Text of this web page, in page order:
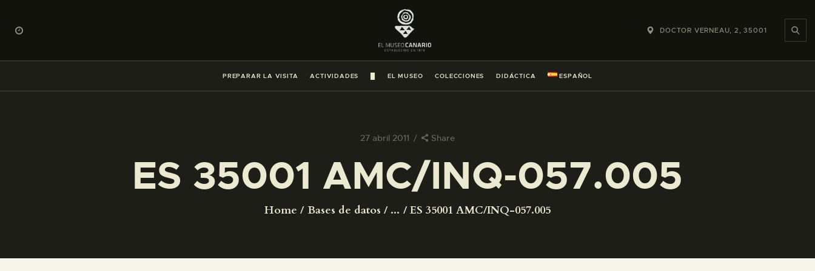
DOCTOR VERNEAU, 2, 35001
PREPARAR LA VISITA ACTIVIDADES EL MUSEO COLECCIONES DIDÁCTICA ESPAÑOL
27 abril 2011 Share
ES 35001 AMC/INQ-057.005
Home Bases de datos ... ES 35001 AMC/INQ-057.005
PREPARAR LA VISITA
ACTIVIDADES
█
COLECCIONES
DIDÁCTICA